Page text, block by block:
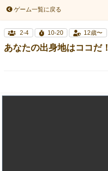
ゲーム一覧に戻る
2-4 10-20 12歳〜
あなたの出身地はココだ！